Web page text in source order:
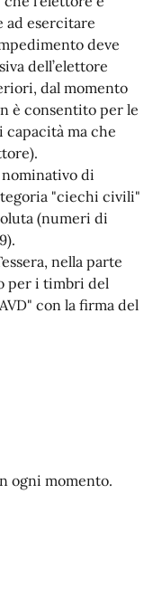
ad esercitare
deve
dell’elettore
dal momento
è consentito per le
ma che
di
"ciechi civili"
(numeri di
nella parte
per i timbri del
con la firma del
ogni momento.